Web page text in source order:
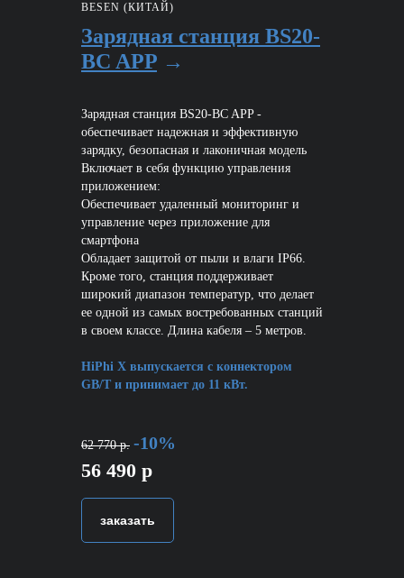
BESEN (КИТАЙ)
Зарядная станция BS20-
BC APP →
Зарядная станция BS20-BC APP -
обеспечивает надежная и эффективную
зарядку, безопасная и лаконичная модель
Включает в себя функцию управления
приложением:
Обеспечивает удаленный мониторинг и
управление через приложение для
смартфона
Обладает защитой от пыли и влаги IP66.
Кроме того, станция поддерживает
широкий диапазон температур, что делает
ее одной из самых востребованных станций
в своем классе. Длина кабеля – 5 метров.
HiPhi X выпускается с коннектором
GB/T и принимает до 11 кВт.
62 770 р. -10%
56 490 р
заказать